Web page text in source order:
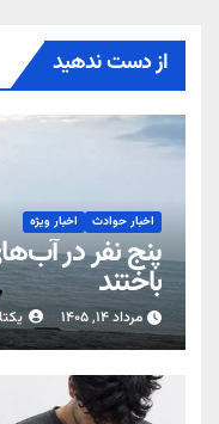
از دست ندهید
اخبار حوادث اخبار ویژه
پنج نفر در
باختند
مرداد ۱۴, ۱۴۰۵